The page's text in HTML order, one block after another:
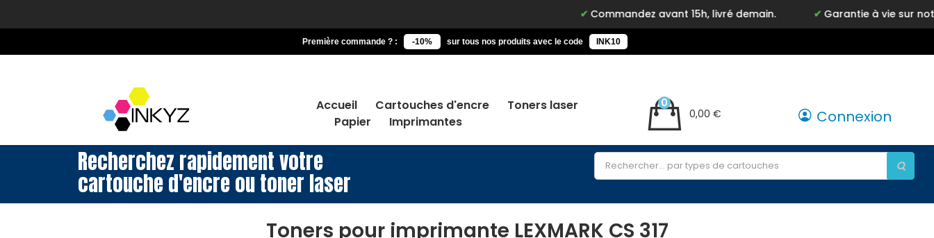
Commandez avant 15h, livré demain. Garantie à vie sur notre
Première commande ? : -10% sur tous nos produits avec le code INK10
Accueil Cartouches d'encre
Toners laser
Papier
Imprimantes
0,00 €
0
Connexion
Recherchez rapidement votre
cartouche d'encre ou toner laser
Toners pour imprimante LEXMARK CS 317